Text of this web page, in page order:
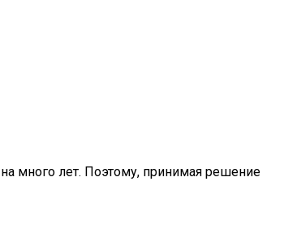
много лет. Поэтому, принимая решение